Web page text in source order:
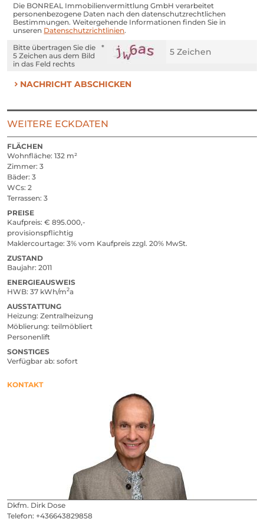
Die BONREAL Immobilienvermittlung GmbH verarbeitet
personenbezogene Daten nach den datenschutzrechtlichen
Bestimmungen. Weitergehende Informationen finden Sie in
unseren Datenschutzrichtlinien.
Bitte übertragen Sie die
5 Zeichen aus dem Bild
in das Feld rechts
NACHRICHT ABSCHICKEN
WEITERE ECKDATEN
FLÄCHEN
Wohnfläche 132 m²
Zimmer 3
Bäder 3
WCs 2
Terrassen 3
PREISE
Kaufpreis € 895.000,-
provisionspflichtig
ja
Maklercourtage 3% vom Kaufpreis zzgl. 20% MwSt.
ZUSTAND
Baujahr 2011
ENERGIEAUSWEIS
HWB 37 kWh/m2a
AUSSTATTUNG
Heizung Zentralheizung
Möblierung teilmöbliert
Personenlift
SONSTIGES
Verfügbar ab sofort
KONTAKT
Dkfm. Dirk Dose
Telefon: +436643829858